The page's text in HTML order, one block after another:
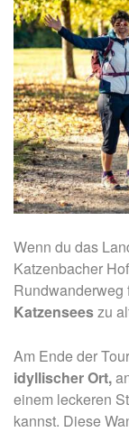
Wenn du das
Katzenbacher
Rundwanderweg
Katzenseeszu
Am Ende der
idyllischer Ort,
einem leckeren
kannst. Diese